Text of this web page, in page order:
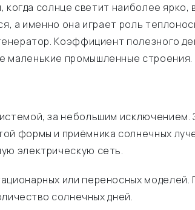
солнце светит наиболее
а именно она играет роль
Коэффициент полезного
маленькие промышленные строения.
за небольшим
формы и приёмника солнечных
электрическую сеть.
или переносных
солнечных дней.